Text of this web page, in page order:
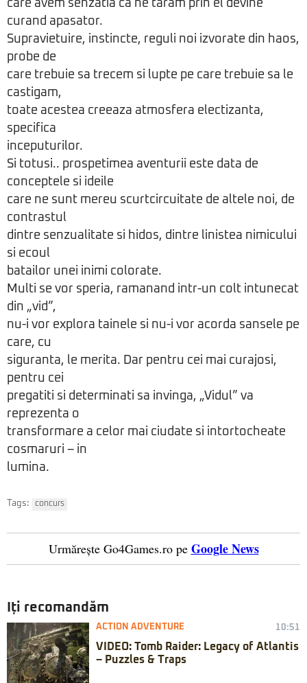
care avem senzatia ca ne taram prin el devine
curand apasator.
Supravietuire, instincte, reguli noi izvorate din haos,
probe de
care trebuie sa trecem si lupte pe care trebuie sa le
castigam,
toate acestea creeaza atmosfera electizanta,
specifica
inceputurilor.
Si totusi.. prospetimea aventurii este data de
conceptele si ideile
care ne sunt mereu scurtcircuitate de altele noi, de
contrastul
dintre senzualitate si hidos, dintre linistea nimicului
si ecoul
batailor unei inimi colorate.
Multi se vor speria, ramanand intr-un colt intunecat
din „vid”,
nu-i vor explora tainele si nu-i vor acorda sansele pe
care, cu
siguranta, le merita. Dar pentru cei mai curajosi,
pentru cei
pregatiti si determinati sa invinga, „Vidul” va
reprezenta o
transformare a celor mai ciudate si intortocheate
cosmaruri – in
lumina.
Tags: concurs
Urmărește Go4Games.ro pe Google News
Iți recomandăm
ACTION ADVENTURE 10:51
VIDEO: Tomb Raider: Legacy of Atlantis
– Puzzles & Traps